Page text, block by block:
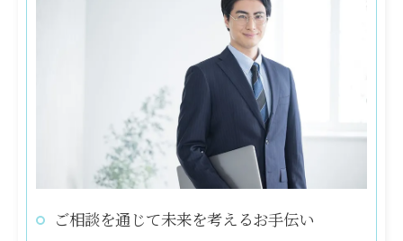
ご相談を通じて未来を考えるお手伝い